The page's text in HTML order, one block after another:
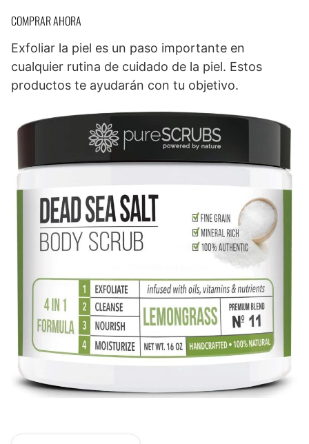
COMPRAR AHORA
Exfoliar la piel es un paso importante en
cualquier rutina de cuidado de la piel. Estos
productos te ayudarán con tu objetivo.